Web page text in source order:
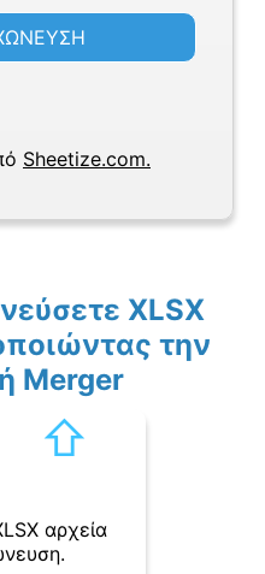
Sheetize.com.
XLSX
την
Merger
⇧︎
αρχεία